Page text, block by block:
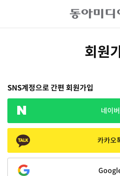
회원
SNS계정으로 간편 회원가입
네이버
카카오